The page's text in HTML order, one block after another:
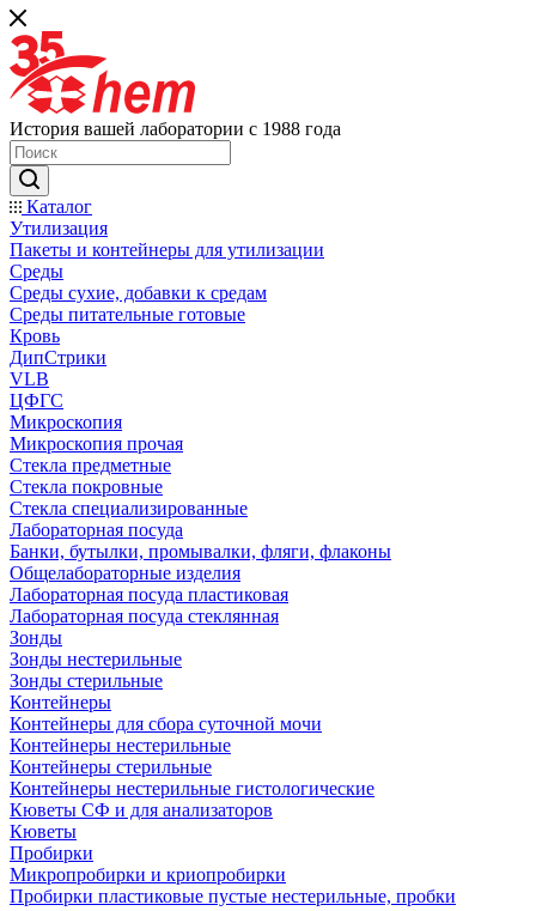
История вашей лаборатории с 1988 года
Каталог
Утилизация
Пакеты и контейнеры для утилизации
Среды
Среды сухие, добавки к средам
Среды питательные готовые
Кровь
ДипСтрики
VLB
ЦФГС
Микроскопия
Микроскопия прочая
Стекла предметные
Стекла покровные
Стекла специализированные
Лабораторная посуда
Банки, бутылки, промывалки, фляги, флаконы
Общелабораторные изделия
Лабораторная посуда пластиковая
Лабораторная посуда стеклянная
Зонды
Зонды нестерильные
Зонды стерильные
Контейнеры
Контейнеры для сбора суточной мочи
Контейнеры нестерильные
Контейнеры стерильные
Контейнеры нестерильные гистологические
Кюветы СФ и для анализаторов
Кюветы
Пробирки
Микропробирки и криопробирки
Пробирки пластиковые пустые нестерильные, пробки